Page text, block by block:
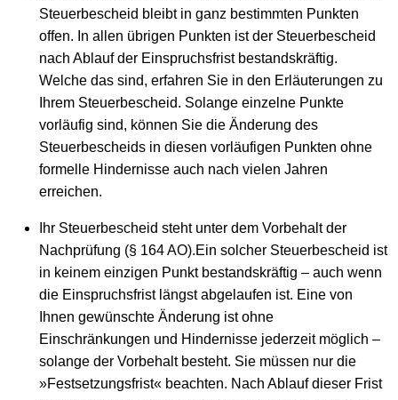
Steuerbescheid bleibt in ganz bestimmten Punkten
offen. In allen übrigen Punkten ist der Steuerbescheid
nach Ablauf der Einspruchsfrist bestandskräftig.
Welche das sind, erfahren Sie in den Erläuterungen zu
Ihrem Steuerbescheid. Solange einzelne Punkte
vorläufig sind, können Sie die Änderung des
Steuerbescheids in diesen vorläufigen Punkten ohne
formelle Hindernisse auch nach vielen Jahren
erreichen.
Ihr Steuerbescheid steht unter dem Vorbehalt der
Nachprüfung (§ 164 AO).Ein solcher Steuerbescheid ist
in keinem einzigen Punkt bestandskräftig – auch wenn
die Einspruchsfrist längst abgelaufen ist. Eine von
Ihnen gewünschte Änderung ist ohne
Einschränkungen und Hindernisse jederzeit möglich –
solange der Vorbehalt besteht. Sie müssen nur die
»Festsetzungsfrist« beachten. Nach Ablauf dieser Frist